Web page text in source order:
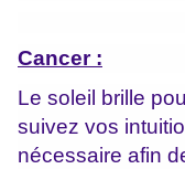
Cancer :
Le soleil brille
suivez vos
nécessaire afin